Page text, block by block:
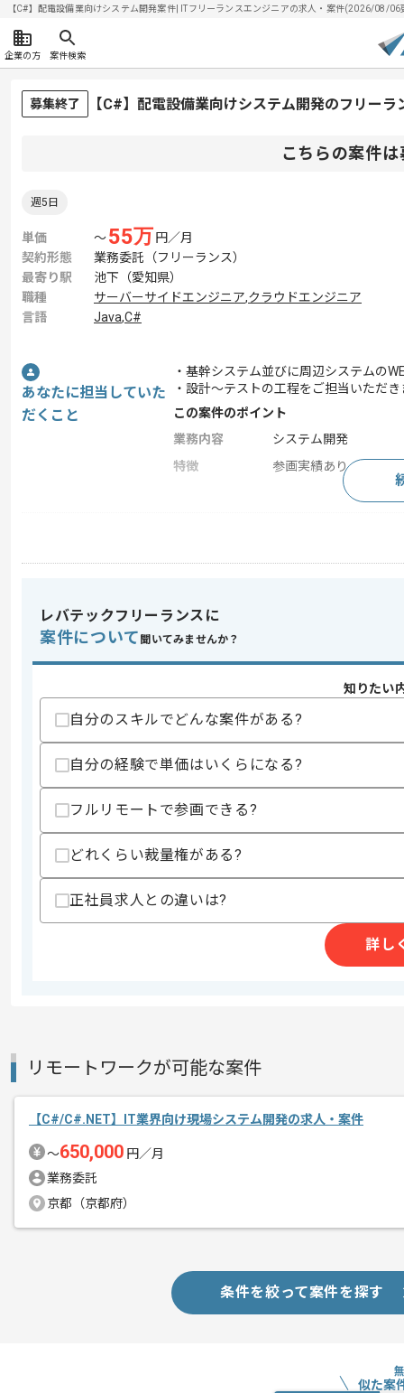
【C#】配電設備業向けシステム開発案件| ITフリーランスエンジニアの求人・案件(2026/08/06
企業の方 案件検索
募集終了 【C#】配電設備業向けシステム開発のフリーラ
こちらの案件
週5日
単価 〜55万 円／月
契約形態
業務委託（フリーランス）
最寄り駅
池下（愛知県）
職種
サーバーサイドエンジニア,クラウドエンジニア
言語
Java,C#
あなたに担当していた
だくこと
・基幹システム並びに周辺システムの
・設計～テストの工程をご担当いただき
この案件のポイント
業務内容
システム開発
特徴
参画実績あり , 長期プ
・C#の開発経験
・Javaの開発経験
上記に似た経験やスキルをお持ちであれば申
精算・お支払い
精算条件
有
精算基準時間
140時間〜180時間
支払いサイト
その他募集要項
商談回数
1回
募集人数
2024/02/01
レバテックフリーランスに
案件について 聞いてみませんか？
知りたい
自分のスキルでどんな案件がある?
自分の経験で単価はいくらになる?
フルリモートで参画できる?
どれくらい裁量権がある?
正社員求人との違いは?
詳し
リモートワークが可能な案件
【C#/C#.NET】IT業界向け現場システム開発の求人・案件
〜650,000 円／月
業務委託
京都（京都府）
条件を絞って案件を探す
似た案